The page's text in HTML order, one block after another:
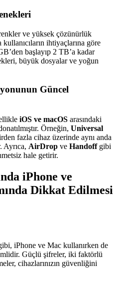
ve yüksek çözünürlük
ihtiyaçlarına göre
başlayıp 2 TB’a kadar
büyük dosyalar ve yoğun
Güncel
iOS ve macOS arasındaki
Örneğin, Universal
fazla cihaz üzerinde aynı anda
Ayrıca, AirDrop ve Handoffgibi
hale getirir.
iPhone ve
Dikkat Edilmesi
iPhone ve Mac kullanırken de
Güçlü şifreler, iki faktörlü
cihazlarınızın güvenliğini